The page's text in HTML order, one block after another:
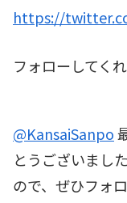
https://
フォローしてく
@KansaiSanpo
とうございまし
ので、ぜひフォ